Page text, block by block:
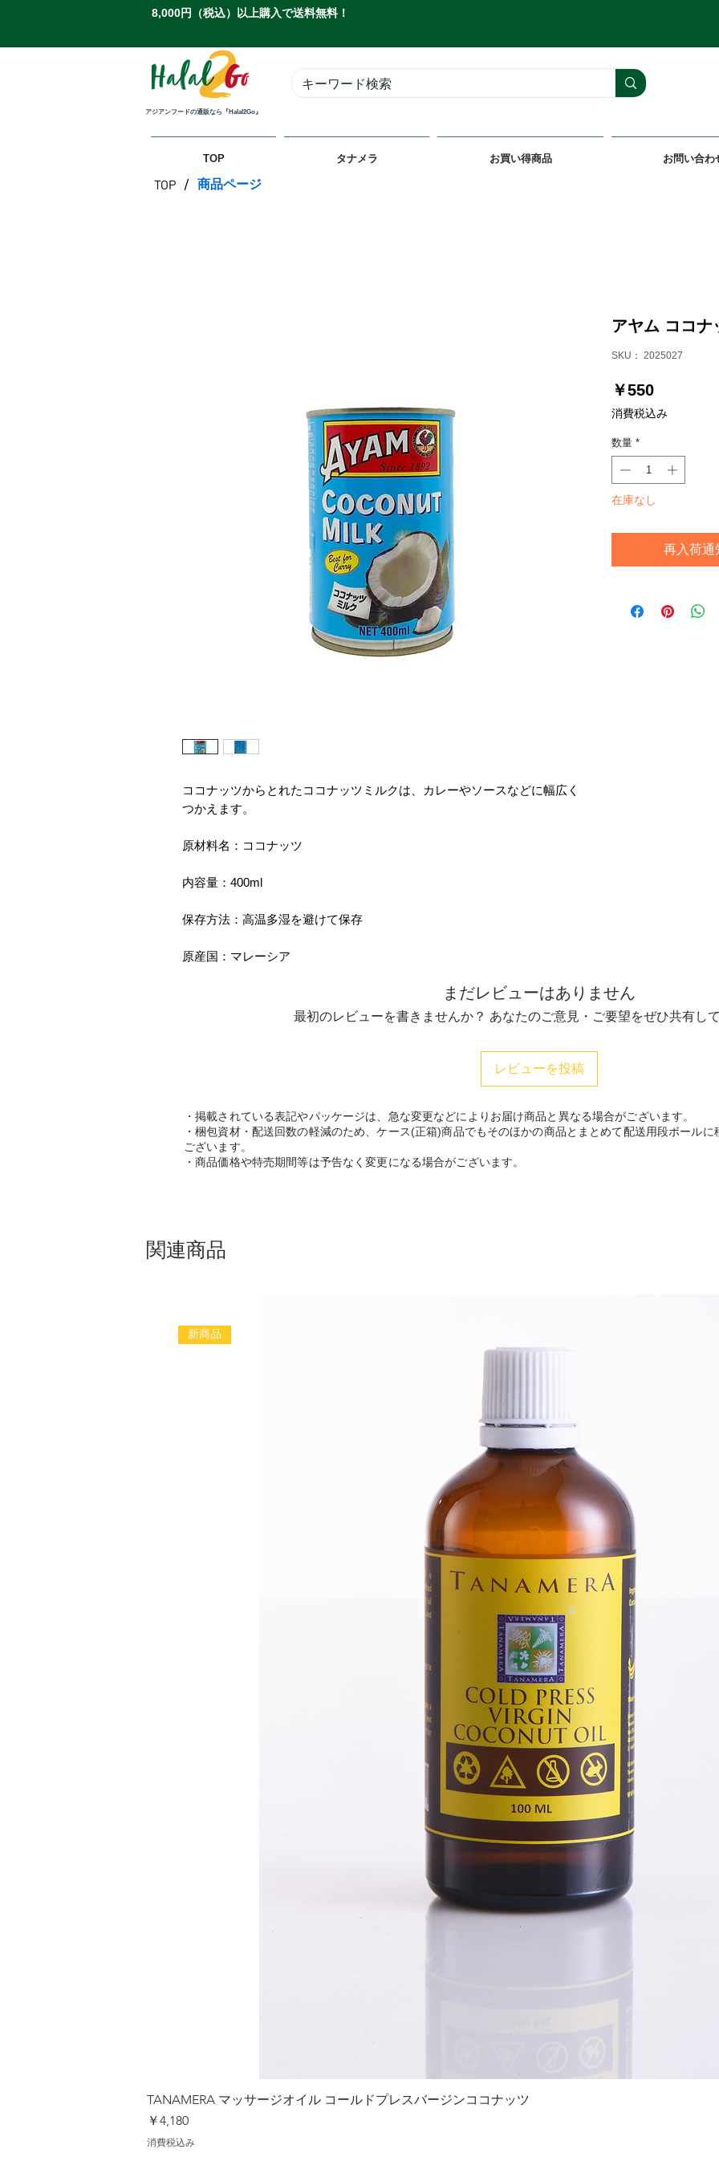
8,000円（税込）以上購入で送料無料！
アジアンフードの通販なら『Halal2Go』
TOP タナメラ お買い得商品 お問い合わ
TOP / 商品ページ
ココナッツからとれたココナッツミルクは、カレーやソースなどに幅広く
つかえます。
原材料名：ココナッツ
内容量：400ml
保存方法：高温多湿を避けて保存
原産国：マレーシア
アヤム ココナ
SKU： 2025027
￥550価
格
消費税込み
数量 *
在庫なし
再入荷通
まだレビューはありません
最初のレビューを書きませんか？ あなたのご意見・ご要望をぜひ共有して
レビューを投稿
・掲載されている表記やパッケージは、急な変更などによりお届け商品と異なる場合がございます。
・梱包資材・配送回数の軽減のため、ケース(正箱)商品でもそのほかの商品とまとめて配送用段ボール
ございます。
・商品価格や特売期間等は予告なく変更になる場合がございます。
関連商品
クイックビュー
新商品
TANAMERA マッサージオイル コールドプレスバージンココナッツ
価格
￥4,180
消費税込み